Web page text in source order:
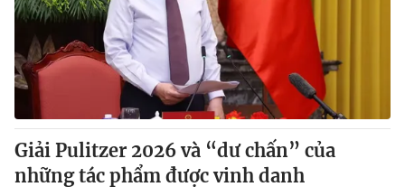
Giải Pulitzer 2026 và “dư chấn” của
những tác phẩm được vinh danh